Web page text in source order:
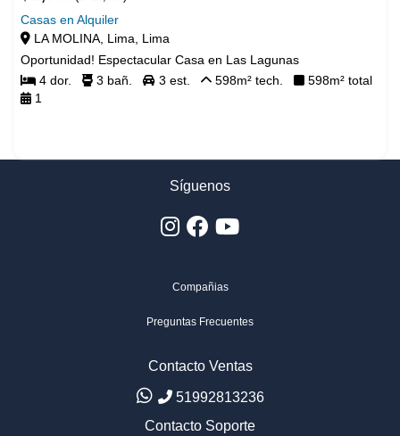
$ 3,200
Casas en Alquiler
LA MOLINA, Lima, Lima
Oportunidad! Espectacular Casa en Las Lagunas
4 dor. 3 bañ. 3 est. 598m² tech. 598m² total
1
Síguenos
Compañias
Preguntas Frecuentes
Contacto Ventas
51992813236
Contacto Soporte